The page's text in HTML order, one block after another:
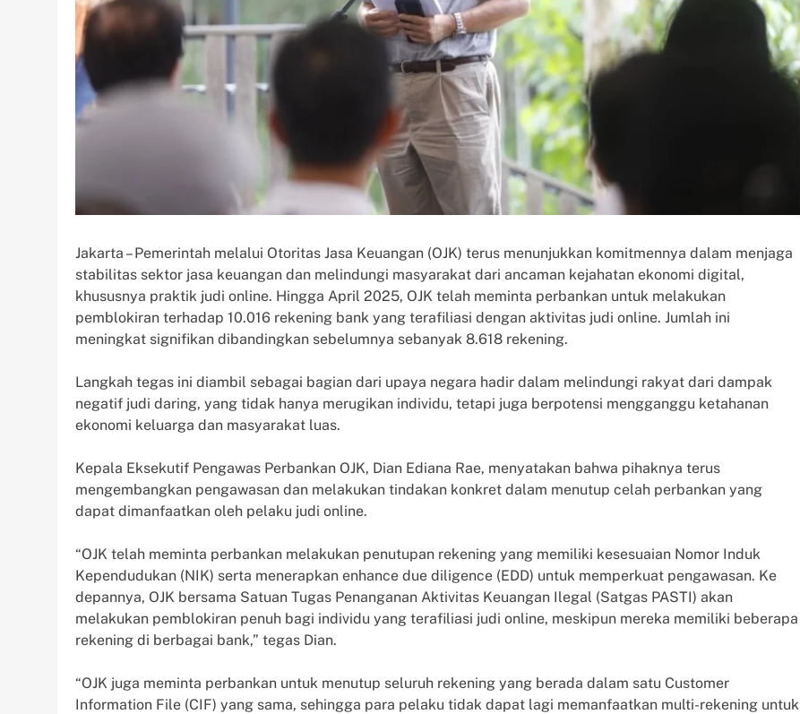
Jakarta – Pemerintah melalui Otoritas Jasa Keuangan (OJK) terus menunjukkan komitmennya dalam menjaga
stabilitas sektor jasa keuangan dan melindungi masyarakat dari ancaman kejahatan ekonomi digital,
khususnya praktik judi online. Hingga April 2025, OJK telah meminta perbankan untuk melakukan
pemblokiran terhadap 10.016 rekening bank yang terafiliasi dengan aktivitas judi online. Jumlah ini
meningkat signifikan dibandingkan sebelumnya sebanyak 8.618 rekening.
Langkah tegas ini diambil sebagai bagian dari upaya negara hadir dalam melindungi rakyat dari dampak
negatif judi daring, yang tidak hanya merugikan individu, tetapi juga berpotensi mengganggu ketahanan
ekonomi keluarga dan masyarakat luas.
Kepala Eksekutif Pengawas Perbankan OJK, Dian Ediana Rae, menyatakan bahwa pihaknya terus
mengembangkan pengawasan dan melakukan tindakan konkret dalam menutup celah perbankan yang
dapat dimanfaatkan oleh pelaku judi online.
“OJK telah meminta perbankan melakukan penutupan rekening yang memiliki kesesuaian Nomor Induk
Kependudukan (NIK) serta menerapkan enhance due diligence (EDD) untuk memperkuat pengawasan. Ke
depannya, OJK bersama Satuan Tugas Penanganan Aktivitas Keuangan Ilegal (Satgas PASTI) akan
melakukan pemblokiran penuh bagi individu yang terafiliasi judi online, meskipun mereka memiliki beberapa
rekening di berbagai bank,” tegas Dian.
“OJK juga meminta perbankan untuk menutup seluruh rekening yang berada dalam satu Customer
Information File (CIF) yang sama, sehingga para pelaku tidak dapat lagi memanfaatkan multi-rekening untuk